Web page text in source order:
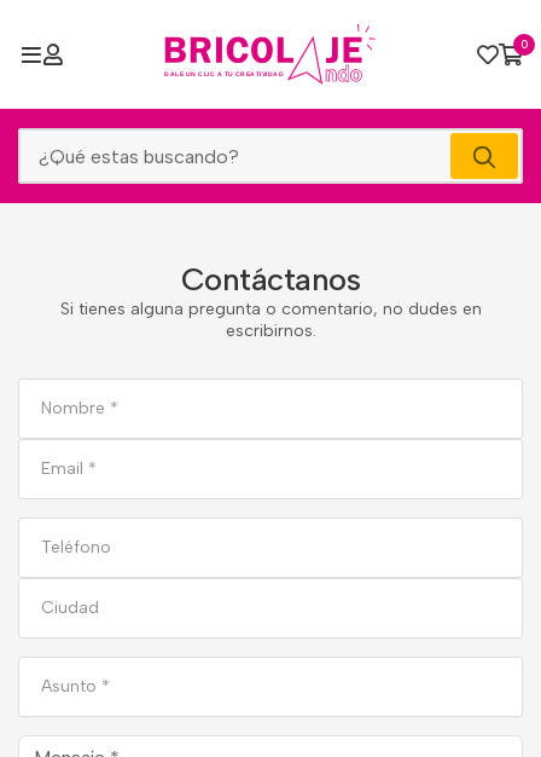
0
Contáctanos
Si tienes alguna pregunta o comentario, no dudes en
escribirnos.
humano
ignora
este
campo